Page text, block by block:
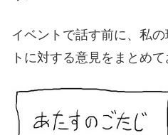
イベントで話す前に、私
トに対する意見をまとめて